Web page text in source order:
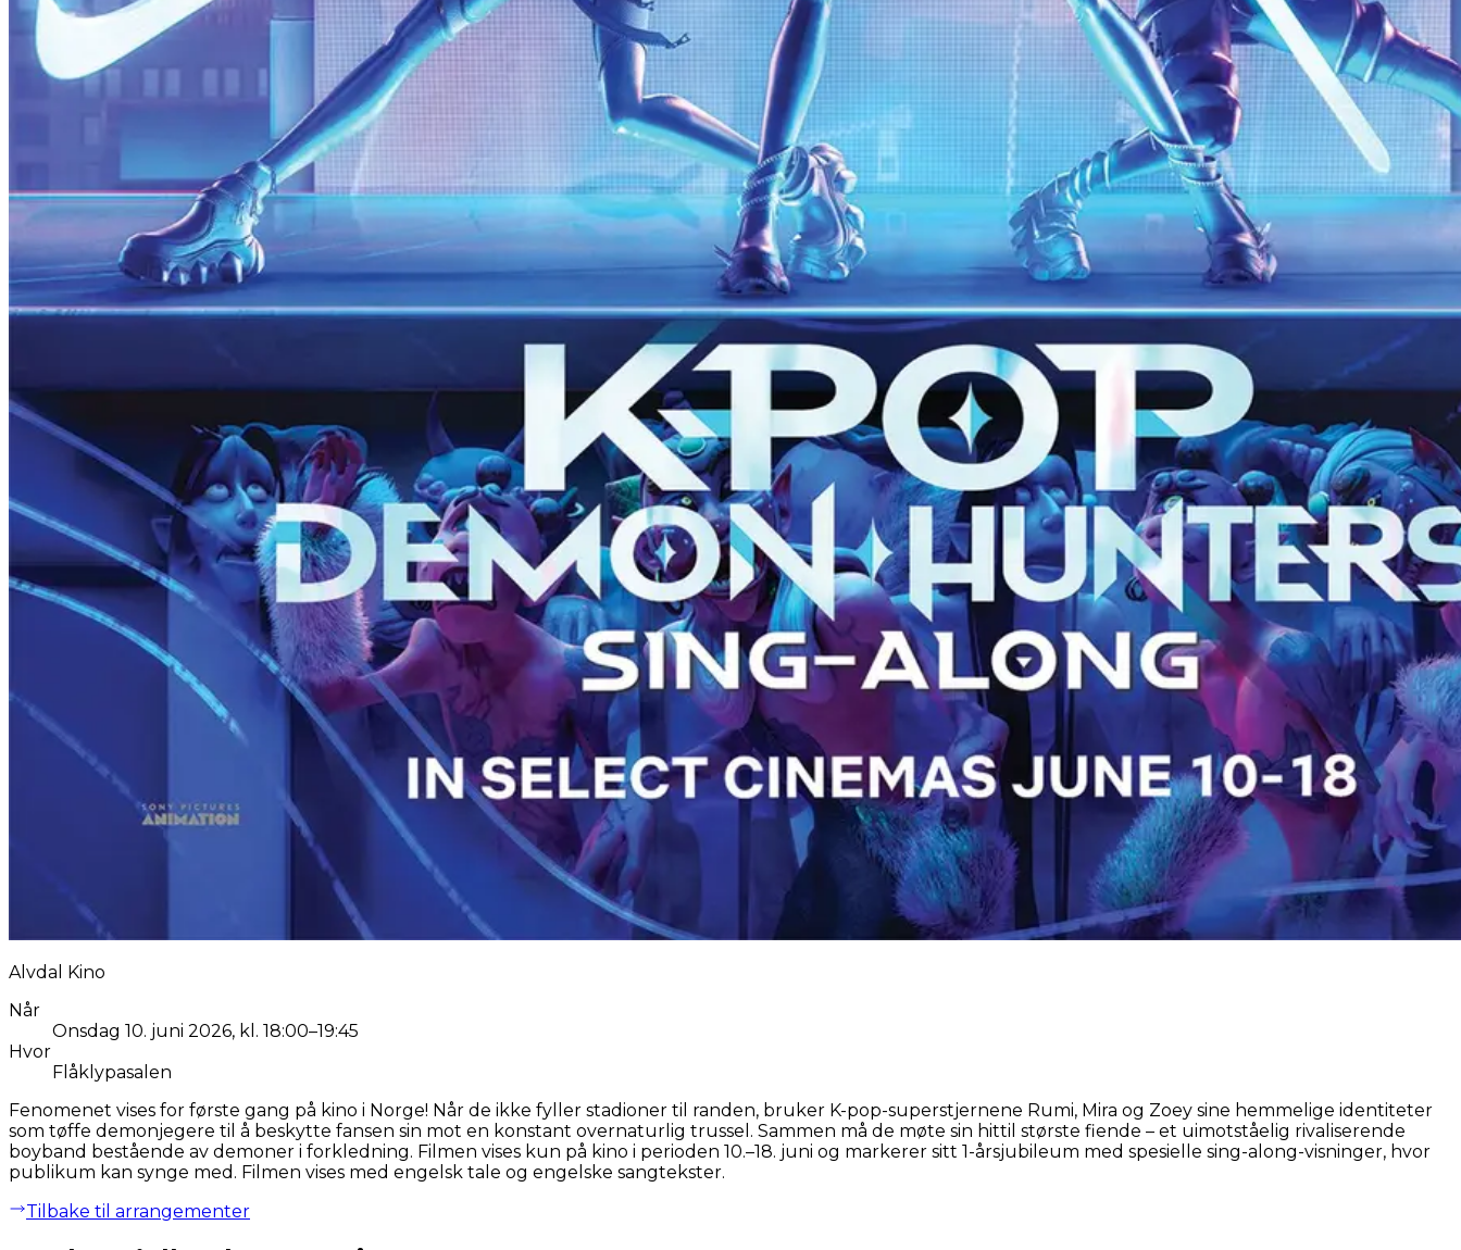
Alvdal Kino
Når
Onsdag 10. juni 2026, kl. 18:00–19:45
Hvor
Flåklypasalen
Fenomenet vises for første gang på kino i Norge! Når de ikke fyller stadioner til randen, bruker K-pop-superstjernene Rumi, Mira og Zoey sine hemmelige identiteter
som tøffe demonjegere til å beskytte fansen sin mot en konstant overnaturlig trussel. Sammen må de møte sin hittil største fiende – et uimotståelig rivaliserende
boyband bestående av demoner i forkledning. Filmen vises kun på kino i perioden 10.–18. juni og markerer sitt 1-årsjubileum med spesielle sing-along-visninger, hvor
publikum kan synge med. Filmen vises med engelsk tale og engelske sangtekster.
Tilbake til arrangementer